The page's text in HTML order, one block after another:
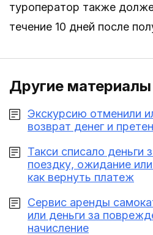
туроператор также
течение 10 дней после
Другие
Экскурсию отменили
возврат денег и
Такси списало деньги
поездку, ожидание
как вернуть платеж
Сервис аренды
или деньги за
начисление